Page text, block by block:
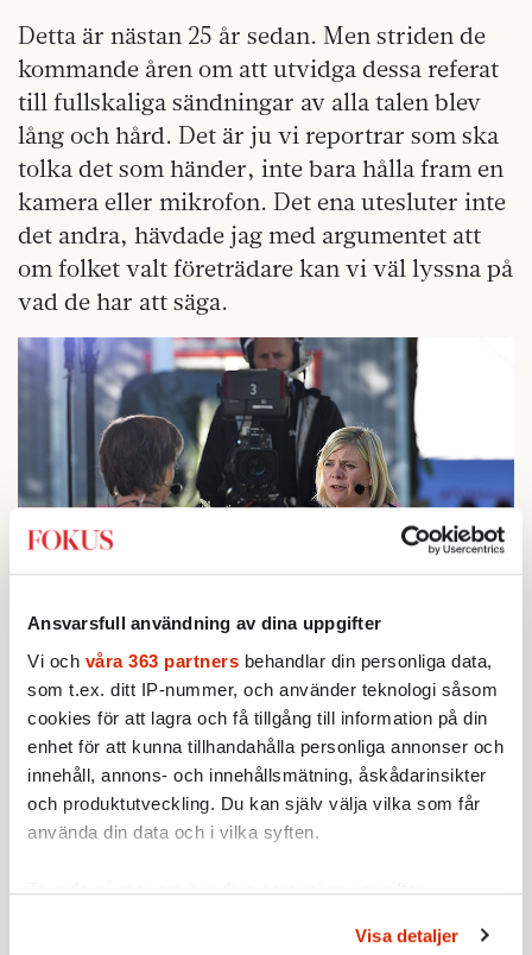
Ansvarsfull användning av dina uppgifter
Vi och våra 363 partners behandlar din personliga data,
som t.ex. ditt IP-nummer, och använder teknologi såsom
cookies för att lagra och få tillgång till information på din
enhet för att kunna tillhandahålla personliga annonser och
innehåll, annons- och innehållsmätning, åskådarinsikter
och produktutveckling. Du kan själv välja vilka som får
använda din data och i vilka syften.
Ta reda på mer om hur dina personliga uppgifter
Du kan ändra eller dra tillbaka ditt samtycke när som
Visa detaljer
Detta är nästan 25 år sedan. Men striden de
kommande åren om att utvidga dessa referat
till fullskaliga sändningar av alla talen blev
lång och hård. Det är ju vi reportrar som ska
tolka det som händer, inte bara hålla fram en
kamera eller mikrofon. Det ena utesluter inte
det andra, hävdade jag med argumentet att
om folket valt företrädare kan vi väl lyssna på
vad de har att säga.
Foto: Janerik Henriksson/TT.
Det dröjde ytterligaretio år, men numera står
minst tio parallellsändande tv-team nedanför
Almedalens scen och sänder när det är
kameror, TT med två kameror till sina
abonnenter och kvällstidningarna med lättare